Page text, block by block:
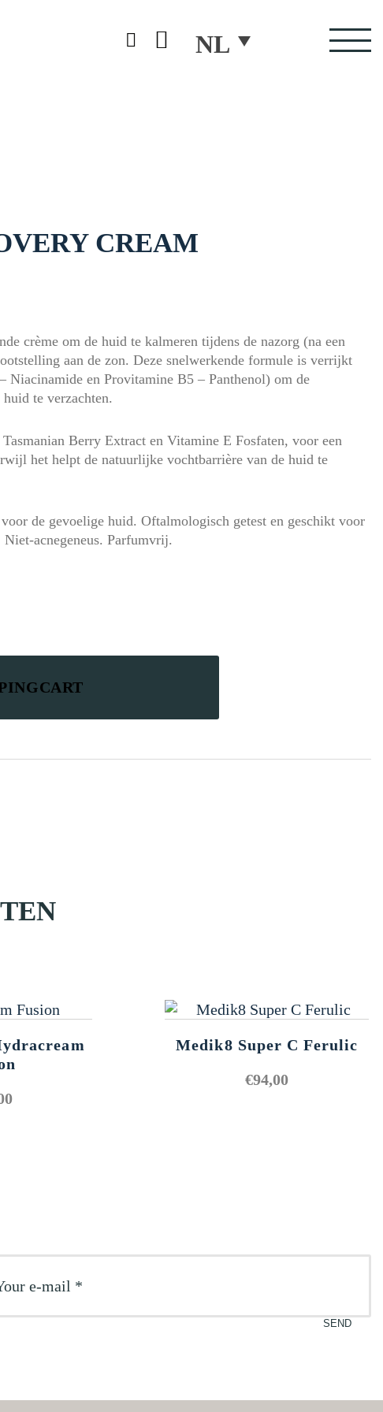
NL
CREAM
crème om de huid te kalmeren tijdens de nazorg (na een
aan de zon. Deze snelwerkende formule is verrijkt
Niacinamide en Provitamine B5 – Panthenol) om de
te verzachten.
Berry Extract en Vitamine E Fosfaten, voor een
het helpt de natuurlijke vochtbarrière van de huid te
de gevoelige huid. Oftalmologisch getest en geschikt voor
acnegeneus. Parfumvrij.
Medik8 Super C Ferulic
€94,00